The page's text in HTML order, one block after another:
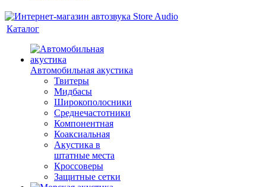
Каталог
Автомобильная акустика
Твитеры
Мидбасы
Широкополосники
Среднечастотники
Компонентная
Коаксиальная
Акустика в
штатные места
Кроссоверы
Защитные сетки